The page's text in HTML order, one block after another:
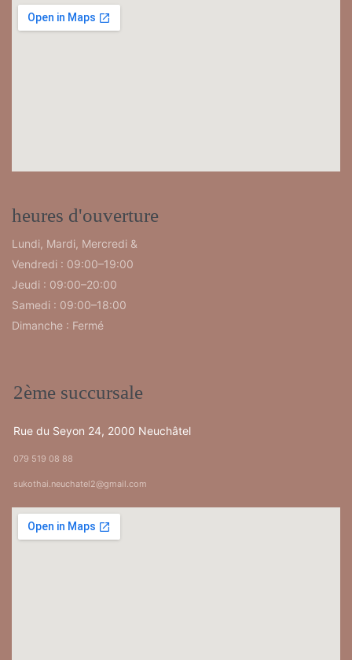
heures d'ouverture
Lundi, Mardi, Mercredi &
Vendredi : 09:00–19:00
Jeudi : 09:00–20:00
Samedi : 09:00–18:00
Dimanche : Fermé
2ème succursale
Rue du Seyon 24, 2000 Neuchâtel
079 519 08 88
sukothai.neuchatel2@gmail.com